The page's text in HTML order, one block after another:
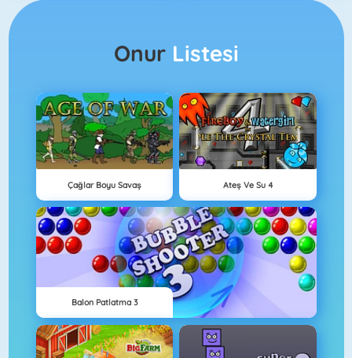
Onur Listesi
Çağlar Boyu Savaş Ateş Ve Su 4
Balon Patlatma 3